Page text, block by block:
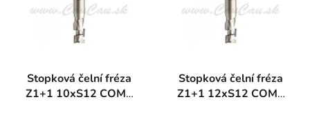
Stopková čelní fréza
Z1+1 10xS12 COMP
Stopková čelní fréza
Z1+1 12xS12 COMP